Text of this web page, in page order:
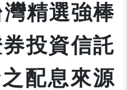
精選強棒
投資信託
配息來源